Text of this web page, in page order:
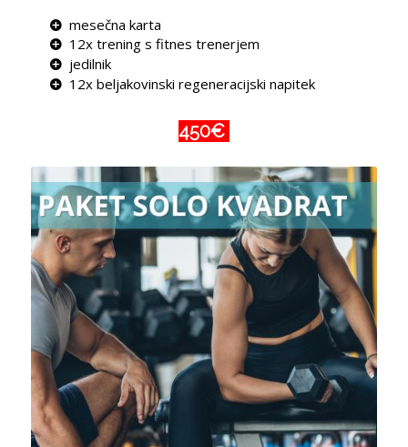
mesečna karta
12x trening s fitnes trenerjem
jedilnik
12x beljakovinski regeneracijski napitek
450€